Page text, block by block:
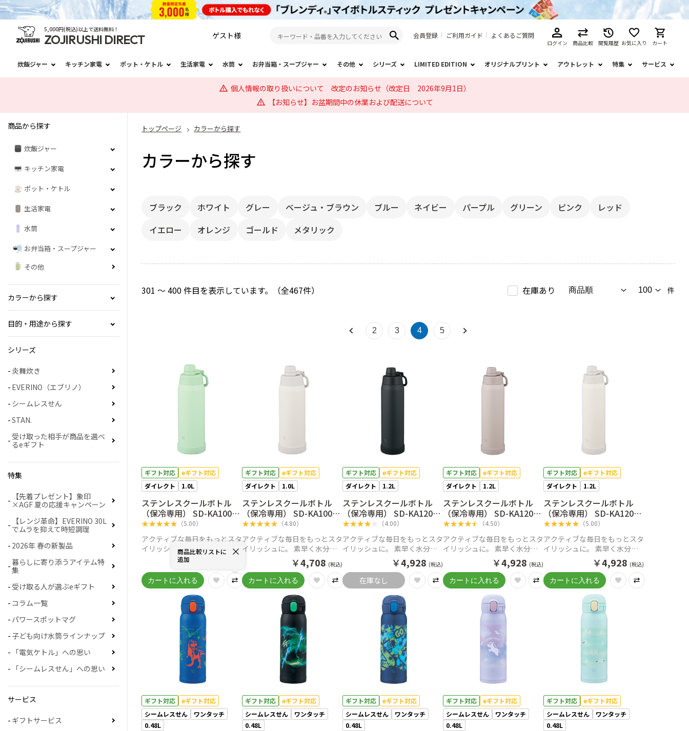
5,000円(税込)以上で送料無料！
ZOJIRUSHI DIRECT ゲスト様 会員登録 ご利用ガイド よくあるご質問
ログイン 商品比較 閲覧履歴 お気に入り カート
炊飯ジャー キッチン家電 ポット・ケトル 生活家電 水筒 お弁当箱・スープジャー その他 シリーズ LIMITED EDITION オリジナルプリント アウトレット 特集 サービス
個人情報の取り扱いについて 改定のお知らせ（改定日 2026年9月1日）
【お知らせ】お盆期間中の休業および配送について
トップページ カラーから探す
カラーから探す
ブラック ホワイト グレー ベージュ・ブラウン ブルー ネイビー パープル グリーン ピンク
レッド
イエロー
オレンジ ゴールド メタリック
301 ～ 400 件目を表示しています。（全467件） 在庫あり 件
2 3 4 5
ギフト対応
eギフト対応
ダイレクト
1.0L
ステンレスクールボトル
（保冷専用） SD-KA100
GM（ライトグリーン）
★★★★★ （5.00）
アクティブな毎日をもっとスタ
イリッシュに。 素早く水分補
給ができる、新感覚のクールボ
商品比較リストに
追加
ギフト対応
eギフト対応
ダイレクト
1.0L
ステンレスクールボトル
（保冷専用） SD-KA100
WM（ペールホワイト）
★★★★★ （4.80）
アクティブな毎日をもっとスタ
イリッシュに。 素早く水分補
給ができる、新感覚のクールボ
￥4,708 (税込)
ギフト対応
eギフト対応
ダイレクト
1.2L
ステンレスクールボトル
（保冷専用） SD-KA120
BM（チャコールブラッ
ク）
★★★★ （4.00）
アクティブな毎日をもっとスタ
イリッシュに。 素早く水分補
給ができる、新感覚のクールボ
￥4,928 (税込)
在庫なし
ギフト対応
eギフト対応
ダイレクト
1.2L
ステンレスクールボトル
（保冷専用） SD-KA120
HM（ミスティグレー）
★★★★★ （4.50）
アクティブな毎日をもっとスタ
イリッシュに。 素早く水分補
給ができる、新感覚のクールボ
￥4,928 (税込)
ギフト対応
eギフト対応
ダイレクト
1.2L
ステンレスクールボトル
（保冷専用） SD-KA120
WM（ペールホワイト）
★★★★★ （5.00）
アクティブな毎日をもっとスタ
イリッシュに。 素早く水分補
給ができる、新感覚のクールボ
￥4,928 (税込)
ギフト対応
eギフト対応
シームレスせん
ワンタッチ
0.48L
ギフト対応
eギフト対応
シームレスせん
ワンタッチ
0.48L
ギフト対応
eギフト対応
シームレスせん
ワンタッチ
0.48L
ギフト対応
eギフト対応
シームレスせん
ワンタッチ
0.48L
ギフト対応
eギフト対応
シームレスせん
ワンタッチ
0.48L
商品から探す
炊飯ジャー
キッチン家電
ポット・ケトル
生活家電
水筒
お弁当箱・スープジャー
その他
カラーから探す
目的・用途から探す
シリーズ
炎舞炊き
EVERINO（エブリノ）
シームレスせん
STAN.
受け取った相手が商品を選べ
るeギフト
特集
【先着プレゼント】象印
×AGF 夏の応援キャンペーン
【レンジ革命】EVERINO 30L
でムラを抑えて時短調理
2026年 春の新製品
暮らしに寄り添うアイテム特
集
受け取る人が選ぶeギフト
コラム一覧
パワースポットマグ
子ども向け水筒ラインナップ
「電気ケトル」への思い
「シームレスせん」への思い
サービス
ギフトサービス